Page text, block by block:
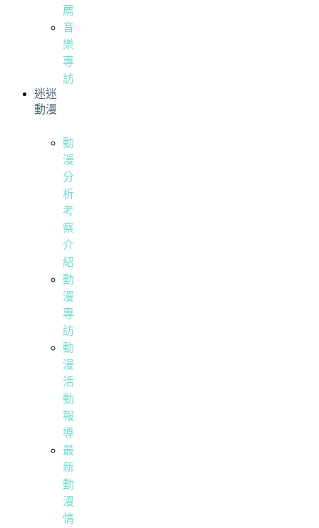
薦
音
樂
專
訪
迷迷
動漫
動
漫
分
析
考
察
介
紹
動
漫
專
訪
動
漫
活
動
報
導
最
新
動
漫
情